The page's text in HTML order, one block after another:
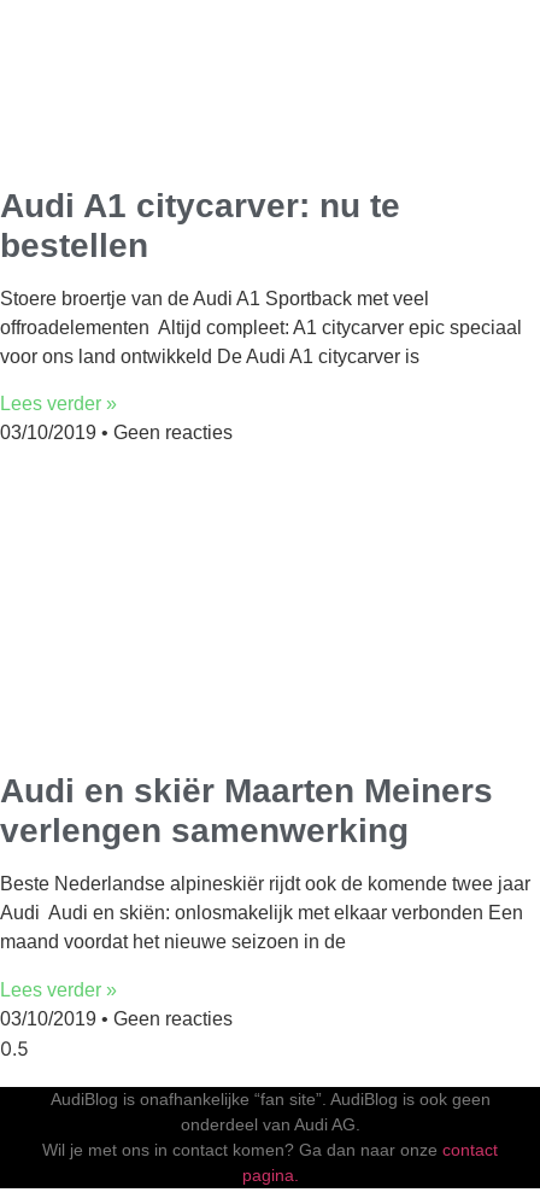
Audi A1 citycarver: nu te
bestellen
Stoere broertje van de Audi A1 Sportback met veel
offroadelementen Altijd compleet: A1 citycarver epic speciaal
voor ons land ontwikkeld De Audi A1 citycarver is
Lees verder »
03/10/2019
Geen reacties
Audi en skiër Maarten Meiners
verlengen samenwerking
Beste Nederlandse alpineskiër rijdt ook de komende twee jaar
Audi Audi en skiën: onlosmakelijk met elkaar verbonden Een
maand voordat het nieuwe seizoen in de
Lees verder »
03/10/2019
Geen reacties
AudiBlog is onafhankelijke “fan site”. AudiBlog is ook geen
onderdeel van Audi AG.
Wil je met ons in contact komen? Ga dan naar onze contact
pagina.